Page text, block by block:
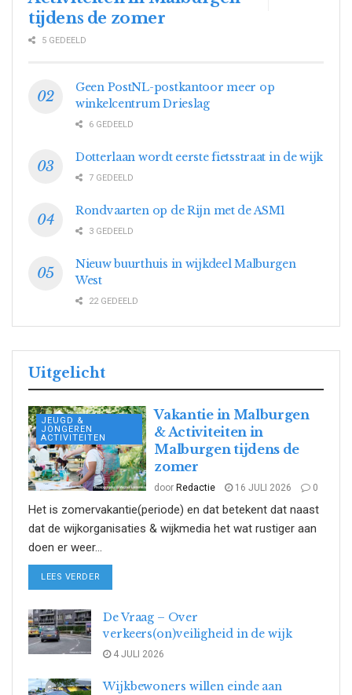
tijdens de zomer
5 GEDEELD
Geen PostNL-postkantoor meer op
winkelcentrum Drieslag
6 GEDEELD
Dotterlaan wordt eerste fietsstraat in de wijk
7 GEDEELD
Rondvaarten op de Rijn met de ASM1
3 GEDEELD
Nieuw buurthuis in wijkdeel Malburgen
West
22 GEDEELD
Uitgelicht
JEUGD &
JONGEREN
ACTIVITEITEN
Vakantie in Malburgen
& Activiteiten in
Malburgen tijdens de
zomer
door Redactie 16 JULI 2026 0
Het is zomervakantie(periode) en dat betekent dat naast
dat de wijkorganisaties & wijkmedia het wat rustiger aan
doen er weer...
LEES VERDER
De Vraag – Over
verkeers(on)veiligheid in de wijk
4 JULI 2026
Wijkbewoners willen einde aan